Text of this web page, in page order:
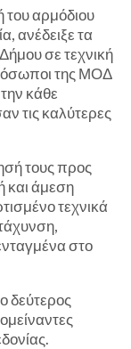
του αρμόδιου
ανέδειξε τα
σε τεχνική
της ΜΟΔ
κάθε
τις καλύτερες
τους προς
και άμεση
τεχνικά
στο
δεύτερος